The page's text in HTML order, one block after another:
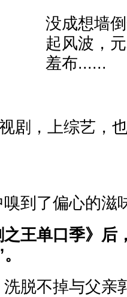
没成想墙
起风波，
羞布......
剧，上综艺，
到了偏心的滋
王单口季》后
脱不掉与父亲